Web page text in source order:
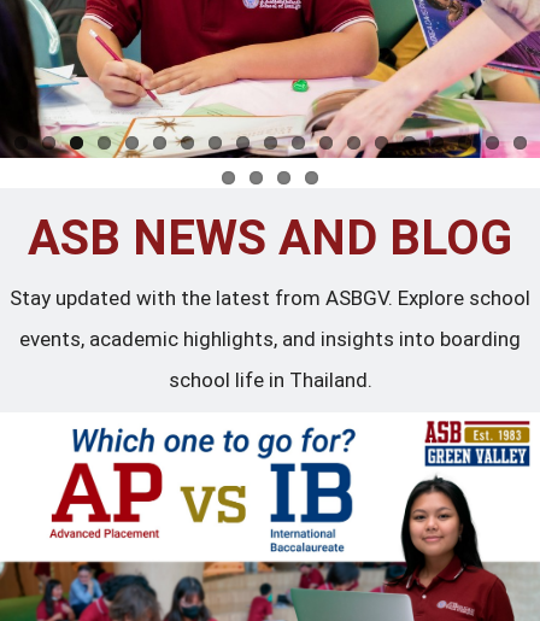
ASB NEWS AND BLOG
Stay updated with the latest from ASBGV. Explore school
events, academic highlights, and insights into boarding
school life in Thailand.